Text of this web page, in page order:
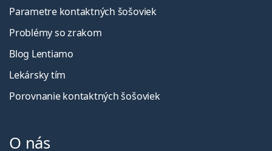
Parametre kontaktných šošoviek
Problémy so zrakom
Blog Lentiamo
Lekársky tím
Porovnanie kontaktných šošoviek
O nás